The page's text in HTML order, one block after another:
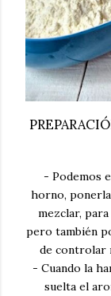
- Podemos
horno,
mezclar,
pero también
de controlar
- Cuando la
suelta el